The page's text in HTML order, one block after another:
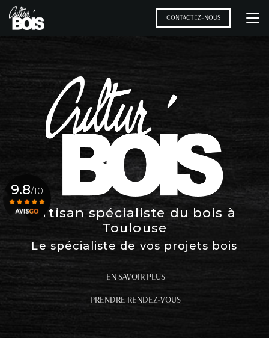
Aller
au
contenu
CONTACTEZ-NOUS
Artisan spécialiste du bois à
Toulouse
Le spécialiste de vos projets bois
EN SAVOIR PLUS
PRENDRE RENDEZ-VOUS
9.8/10